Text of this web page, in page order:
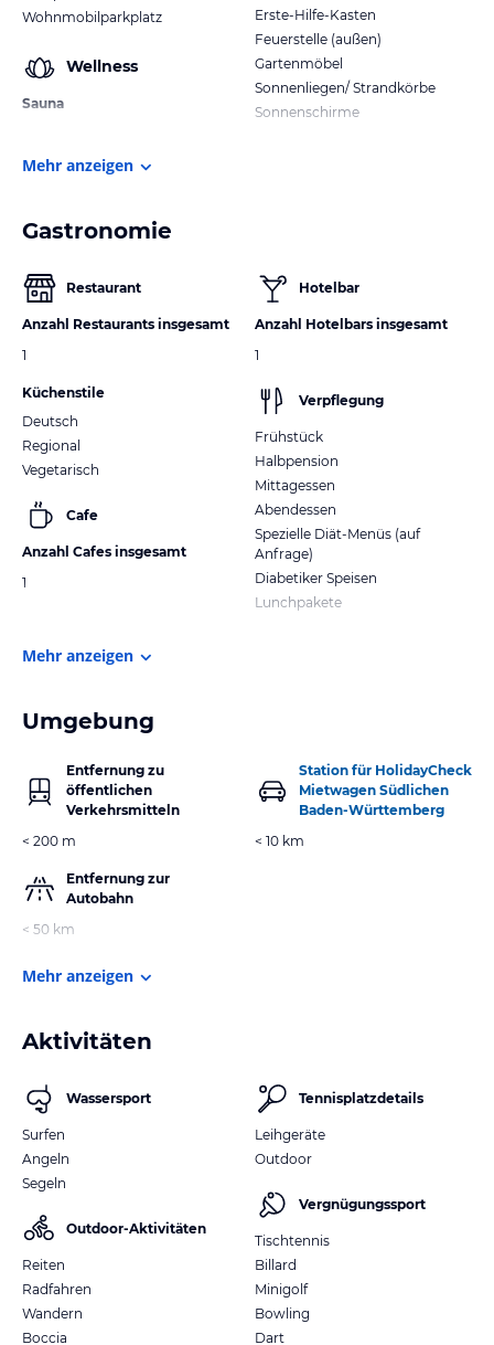
Wohnmobilparkplatz
Wellness
Sauna
Erste-Hilfe-Kasten
Feuerstelle (außen)
Gartenmöbel
Sonnenliegen/ Strandkörbe
Sonnenschirme
Mehr anzeigen
Gastronomie
Restaurant
Anzahl Restaurants insgesamt
1
Küchenstile
Deutsch
Regional
Vegetarisch
Cafe
Anzahl Cafes insgesamt
1
Hotelbar
Anzahl Hotelbars insgesamt
1
Verpflegung
Frühstück
Halbpension
Mittagessen
Abendessen
Spezielle Diät-Menüs (auf
Anfrage)
Diabetiker Speisen
Lunchpakete
Mehr anzeigen
Umgebung
Entfernung zu
öffentlichen
Verkehrsmitteln
< 200 m
Entfernung zur
Autobahn
< 50 km
Station für HolidayCheck
Mietwagen Südlichen
Baden-Württemberg
< 10 km
Mehr anzeigen
Aktivitäten
Wassersport
Surfen
Angeln
Segeln
Outdoor-Aktivitäten
Reiten
Radfahren
Wandern
Boccia
Tennisplatzdetails
Leihgeräte
Outdoor
Vergnügungssport
Tischtennis
Billard
Minigolf
Bowling
Dart